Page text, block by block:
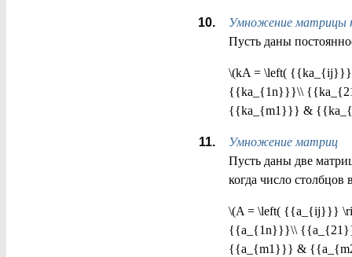
Умножение матрицы
Пусть даны
\(kA = \left(
{{ka_{1n}}}\\
{{ka_{m1}}} &
Умножение матриц
Пусть даны две
когда число
\(A = \left( {{a_{ij}}}
{{a_{1n}}}\\
{{a_{m1}}} &